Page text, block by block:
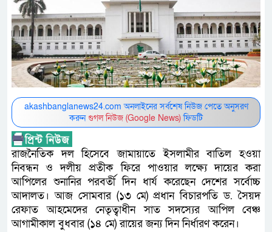
akashbanglanews24.com অনলাইনের সর্বশেষ নিউজ পেতে অনুসরণ
করুনগুগল নিউজ (Google News)ফিডটি
রাজনৈতিক দল হিসেবে জামায়াতে ইসলামীর বাতিল হওয়া
নিবন্ধন ও দলীয় প্রতীক ফিরে পাওয়ার লক্ষ্যে দায়ের করা
আপিলের শুনানির পরবর্তী দিন ধার্য করেছেন দেশের সর্বোচ্চ
আদালত। আজ সোমবার (১৩ মে) প্রধান বিচারপতি ড. সৈয়দ
রেফাত আহমেদের নেতৃত্বাধীন সাত সদস্যের আপিল বেঞ্চ
আগামীকাল বুধবার (১৪ মে) রায়ের জন্য দিন নির্ধারণ করেন।